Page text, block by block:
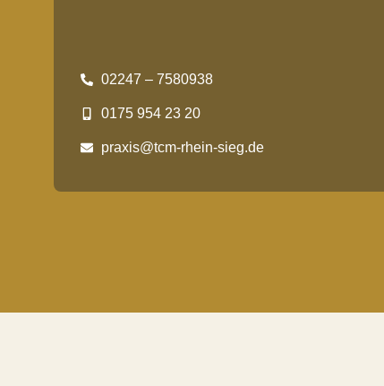
02247 – 7580938
0175 954 23 20
praxis@tcm-rhein-sieg.de